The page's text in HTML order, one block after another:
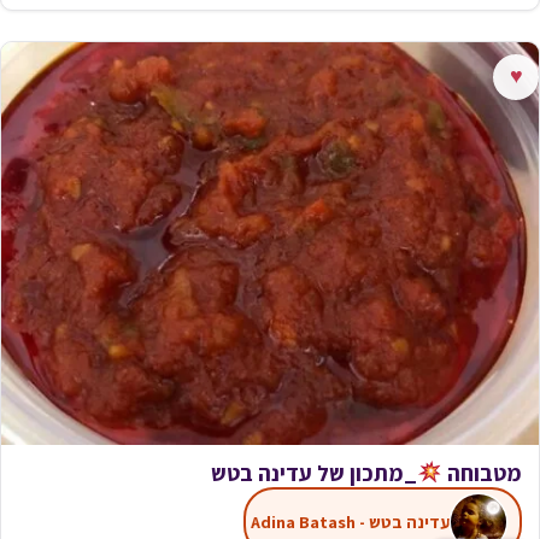
♥
מטבוחה _מתכון של עדינה בטש
עדינה בטש - Adina Batash